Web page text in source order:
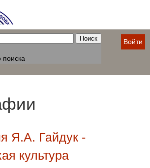
поиска
Войти
Я.А. Гайдук -
культура